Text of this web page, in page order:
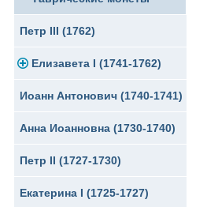
Петр III (1762)
Елизавета I (1741-1762)
Золото
Серебро
Медь
Для Пруссии
Иоанн Антонович (1740-1741)
Анна Иоанновна (1730-1740)
Петр II (1727-1730)
Екатерина I (1725-1727)